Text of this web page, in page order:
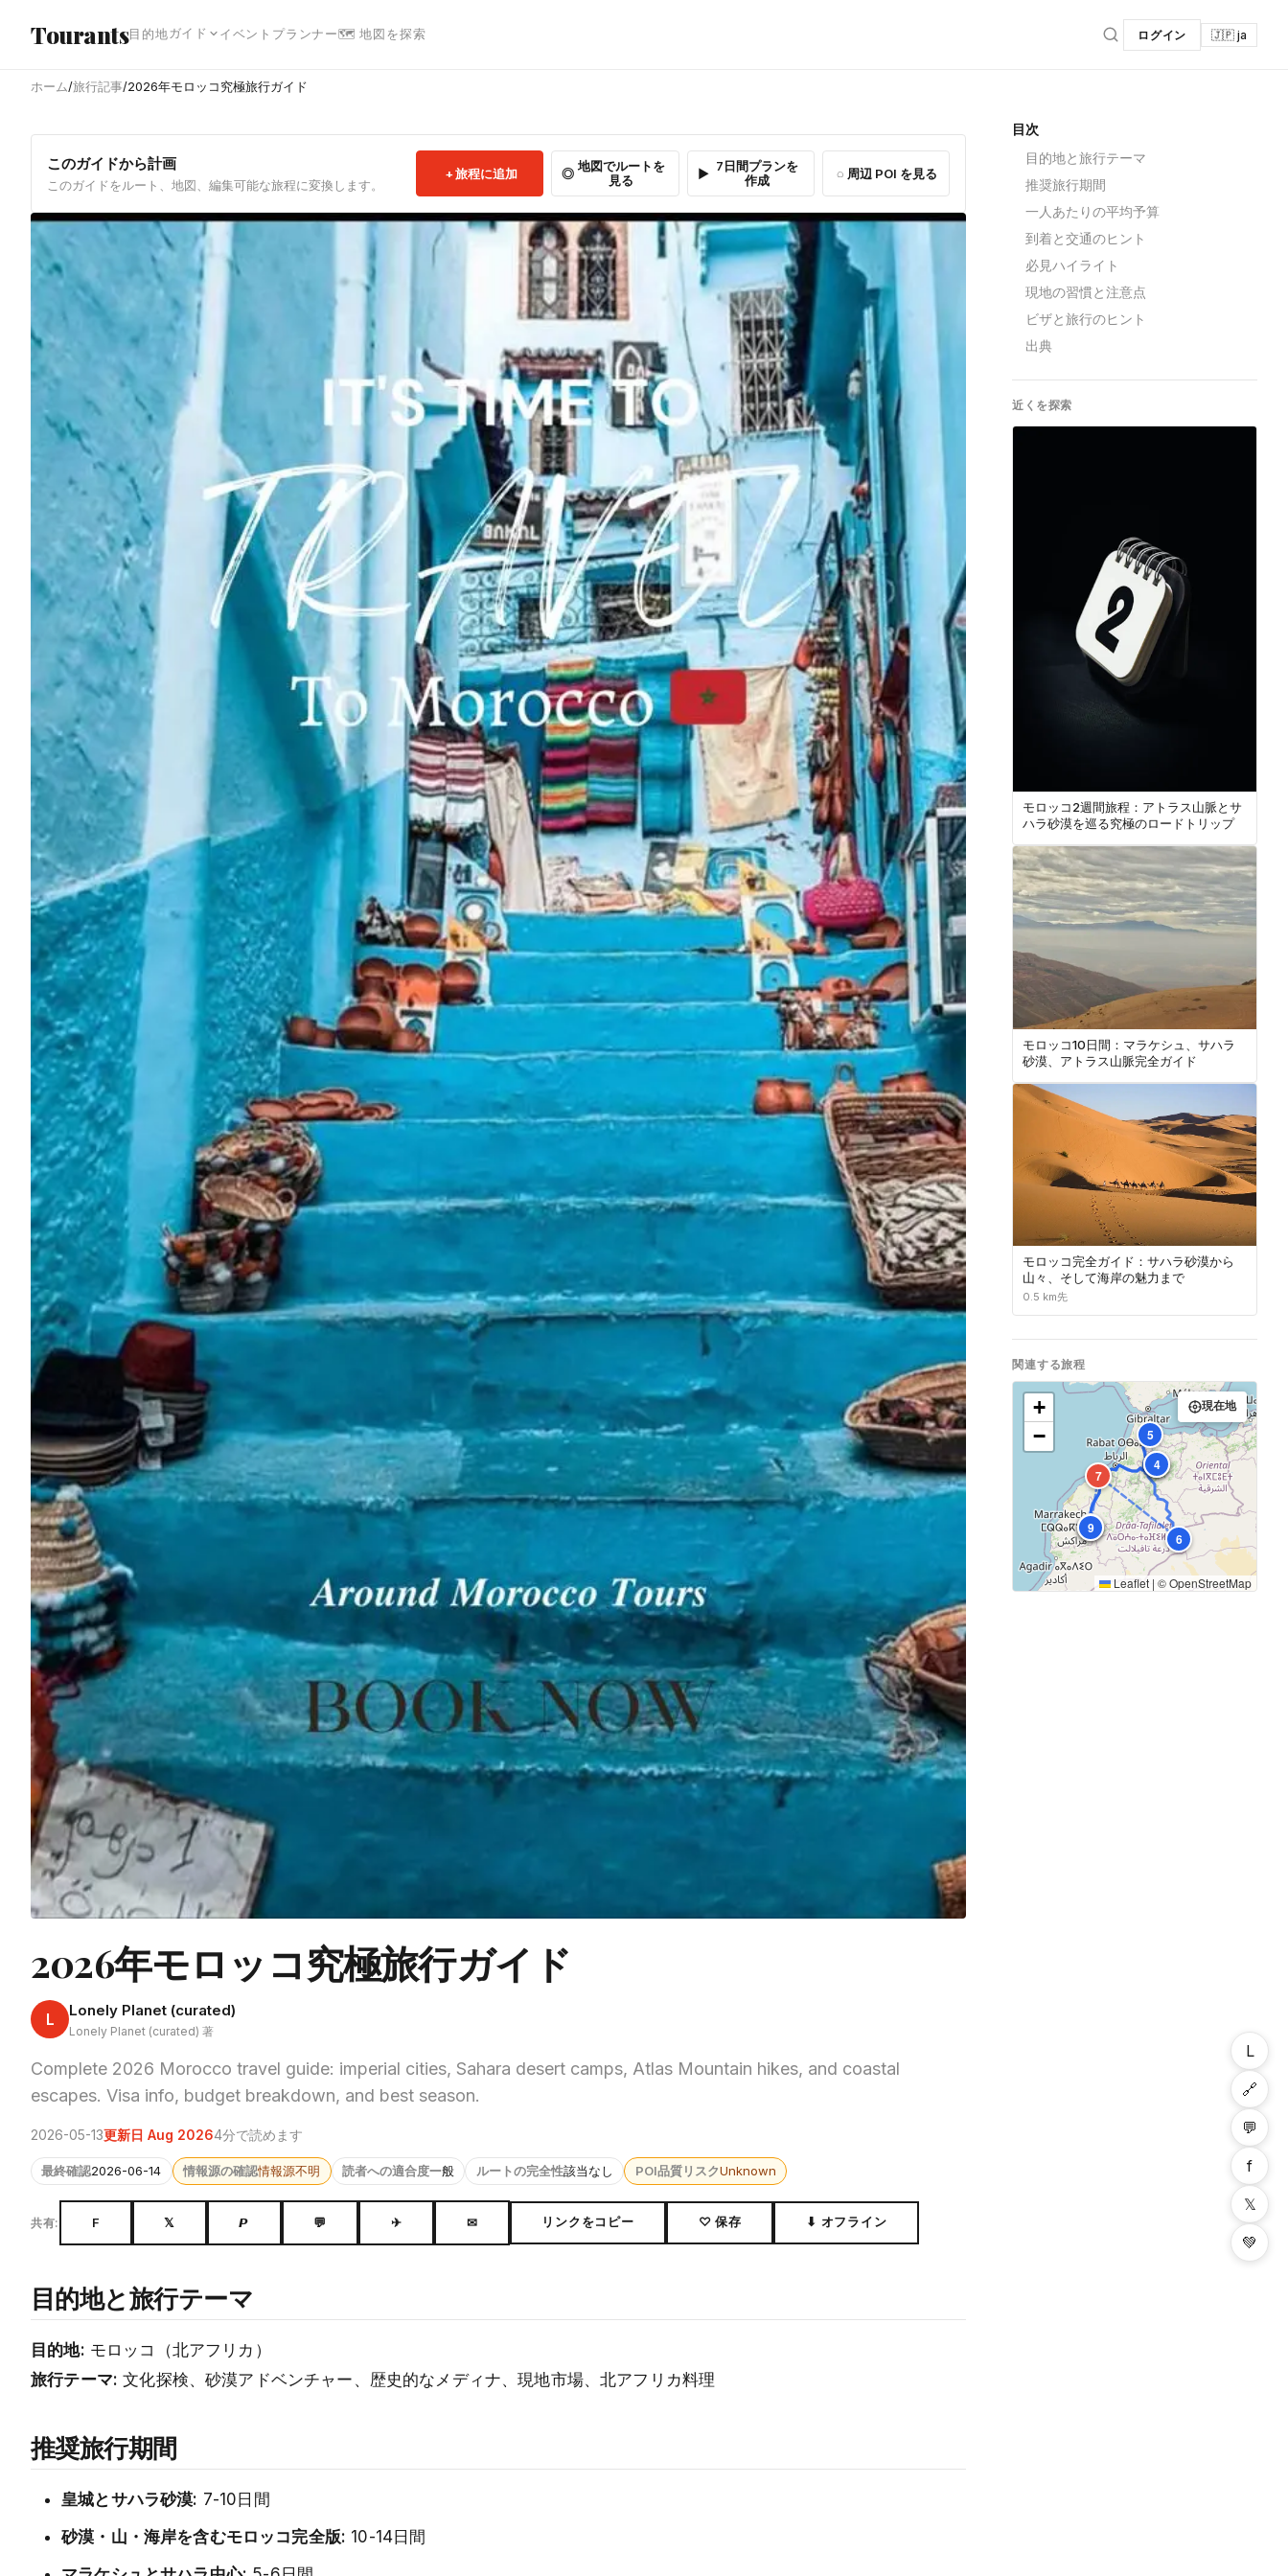
Tourants目的地ガイド イベント プランナー🗺 地図を探索 ログイン 🇯🇵 ja
ホーム/旅行記事/2026年モロッコ究極旅行ガイド
このガイドから計画
このガイドをルート、地図、編集可能な旅程に変換します。
旅程に追加
地図でルートを
見る
7日間プランを
作成
周辺 POI を見る
2026年モロッコ究極旅行ガイド
L Lonely Planet (curated)
Lonely Planet (curated) 著
Complete 2026 Morocco travel guide: imperial cities, Sahara desert camps, Atlas Mountain hikes, and coastal
escapes. Visa info, budget breakdown, and best season.
2026-05-13更新日 Aug 20264分で読めます
最終確認2026-06-14 情報源の確認情報源不明 読者への適合度一般 ルートの完全性該当なし POI品質リスクUnknown
共有: F 𝕏 𝙋 💬 ✈ ✉ リンクをコピー ♡ 保存 ⬇ オフライン
目的地と旅行テーマ
目的地: モロッコ（北アフリカ）
旅行テーマ: 文化探検、砂漠アドベンチャー、歴史的なメディナ、現地市場、北アフリカ料理
推奨旅行期間
皇城とサハラ砂漠: 7-10日間
砂漠・山・海岸を含むモロッコ完全版: 10-14日間
目次
目的地と旅行テーマ
推奨旅行期間
一人あたりの平均予算
到着と交通のヒント
必見ハイライト
現地の習慣と注意点
ビザと旅行のヒント
出典
近くを探索
モロッコ2週間旅程：アトラス山脈とサ
ハラ砂漠を巡る究極のロードトリップ
モロッコ10日間：マラケシュ、サハラ
砂漠、アトラス山脈完全ガイド
モロッコ完全ガイド：サハラ砂漠から
山々、そして海岸の魅力まで
0.5 km先
関連する旅程
1
2
3
4
5
6
7
8
9
+
−
現在地
Leaflet | ©OpenStreetMap
L
🔗
💬
f
𝕏
💚